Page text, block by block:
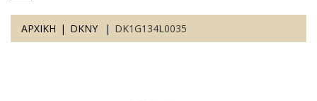
ΑΡΧΙΚΗ DKNY DK1G134L0035